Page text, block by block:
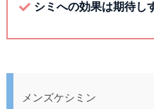
シミへの効果は期待し
メンズケシミン